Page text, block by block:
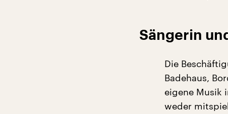
Sängerin
Die
Badehaus,
eigene Musik
weder